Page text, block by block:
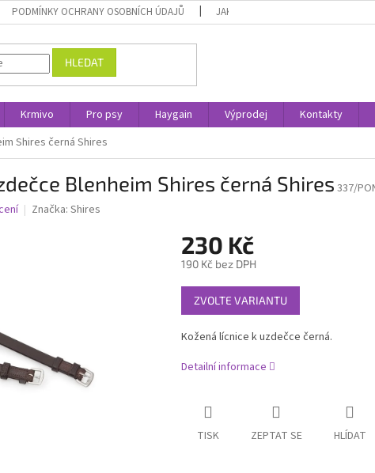
PODMÍNKY OCHRANY OSOBNÍCH ÚDAJŮ JAK NAKUPOVAT
HLEDAT
Krmivo Pro psy Haygain Výprodej Kontakty
Shires černá Shires
Blenheim Shires černá Shires 337/
Značka: Shires
230 Kč
190 Kč bez DPH
Měrná
cena:
ZVOLTE VARIANTU
Kožená lícnice k uzdečce černá.
Detailní informace
TISK ZEPTAT SE HLÍDAT